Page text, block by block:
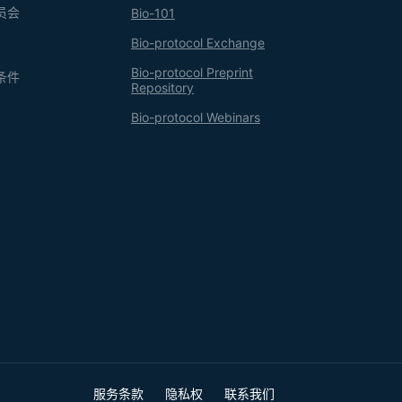
Bio-101
Bio-protocol Exchange
Bio-protocol Preprint
Repository
Bio-protocol Webinars
会
件
服务条款 隐私权 联系我们